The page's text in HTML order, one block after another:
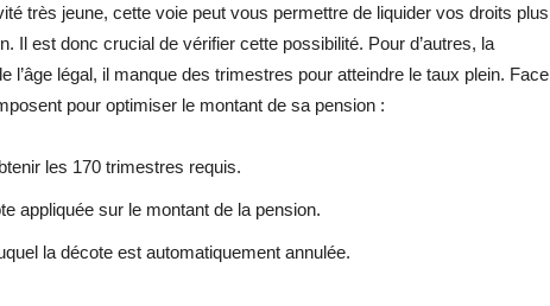
très jeune, cette voie peut vous permettre de liquider vos droits plus
Il est donc crucial de vérifier cette possibilité. Pour d’autres, la
l’âge légal, il manque des trimestres pour atteindre le taux plein. Face
pour optimiser le montant de sa pension :
les 170 trimestres requis.
appliquée sur le montant de la pension.
la décote est automatiquement annulée.